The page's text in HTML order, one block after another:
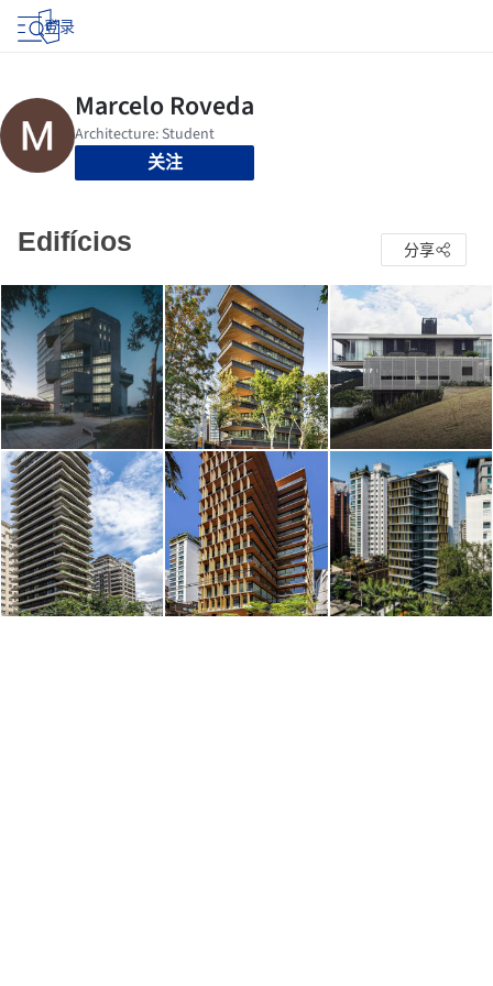
登录
关注
Edifícios 分享